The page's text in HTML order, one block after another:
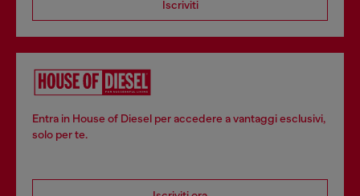
Iscriviti
Entra in House of Diesel per accedere a vantaggi esclusivi,
solo per te.